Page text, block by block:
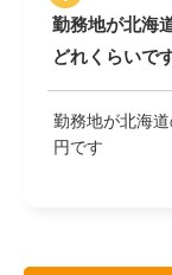
勤務地が北海
どれくらいで
勤務地が北海
円です